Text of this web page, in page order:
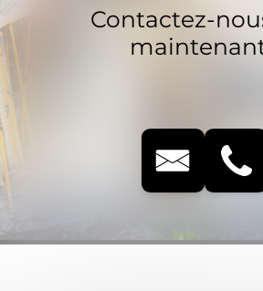
Contactez-